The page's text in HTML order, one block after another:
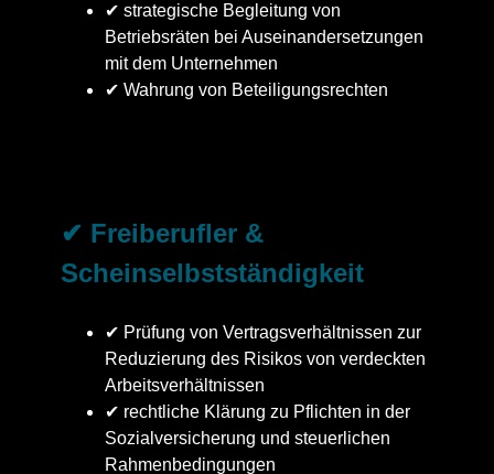
✔ strategische Begleitung von
Betriebsräten bei Auseinandersetzungen
mit dem Unternehmen
✔ Wahrung von Beteiligungsrechten
✔ Freiberufler &
Scheinselbstständigkeit
✔ Prüfung von Vertragsverhältnissen zur
Reduzierung des Risikos von verdeckten
Arbeitsverhältnissen
✔ rechtliche Klärung zu Pflichten in der
Sozialversicherung und steuerlichen
Rahmenbedingungen